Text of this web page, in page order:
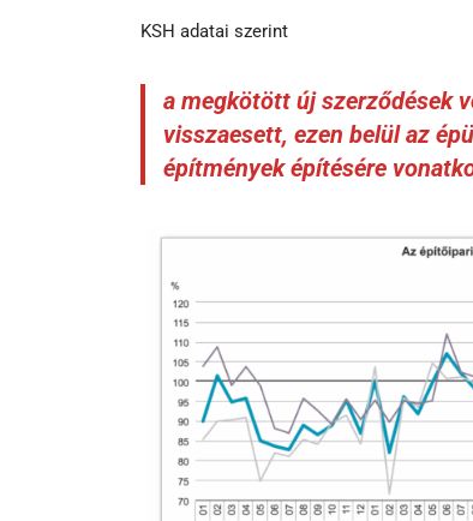
KSH adatai szerint
a megkötött új szerződések
visszaesett, ezen belül az
építmények építésére